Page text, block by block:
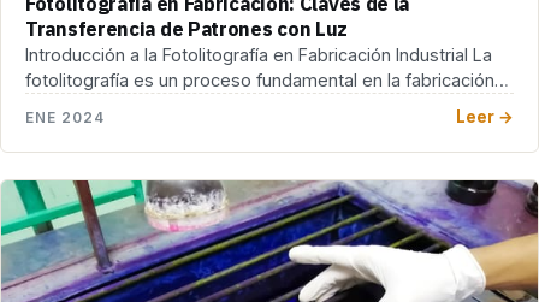
Transferencia de Patrones con Luz
Introducción a la Fotolitografía en Fabricación Industrial La
fotolitografía es un proceso fundamental en la fabricación
ENE 2024 Leer →